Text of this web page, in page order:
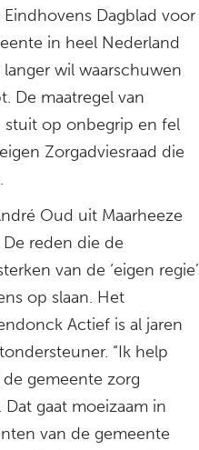
Dagblad voor
in heel Nederland
wil waarschuwen
De maatregel van
op onbegrip en fel
Zorgadviesraad die
Oud uit Maarheeze
reden die de
van de ‘eigen regie’
op slaan. Het
Actief is al jaren
“Ik help
gemeente zorg
gaat moeizaam in
van de gemeente